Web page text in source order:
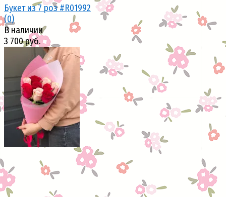
избранное сравнить
Букет из 7 роз #R01992
(0)
В наличии
3 700 руб.